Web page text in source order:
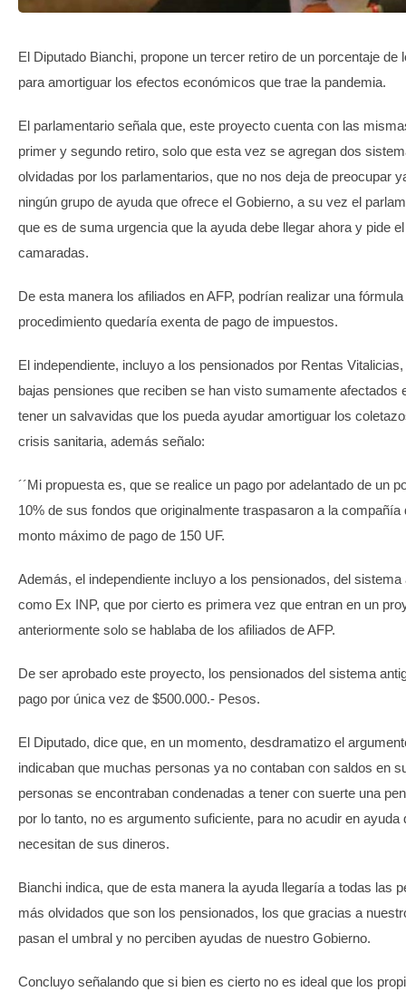
El Diputado Bianchi, propone un tercer retiro de un porcentaje de
para amortiguar los efectos económicos que trae la pandemia.
El parlamentario señala que, este proyecto cuenta con las
primer y segundo retiro, solo que esta vez se agregan dos
olvidadas por los parlamentarios, que no nos deja de preocupar
ningún grupo de ayuda que ofrece el Gobierno, a su vez el
que es de suma urgencia que la ayuda debe llegar ahora y pide
camaradas.
De esta manera los afiliados en AFP, podrían realizar una
procedimiento quedaría exenta de pago de impuestos.
El independiente, incluyo a los pensionados por Rentas
bajas pensiones que reciben se han visto sumamente afectados
tener un salvavidas que los pueda ayudar amortiguar los
crisis sanitaria, además señalo:
´´Mi propuesta es, que se realice un pago por adelantado de un
10% de sus fondos que originalmente traspasaron a la compañía
monto máximo de pago de 150 UF.
Además, el independiente incluyo a los pensionados, del
como Ex INP, que por cierto es primera vez que entran en un
anteriormente solo se hablaba de los afiliados de AFP.
De ser aprobado este proyecto, los pensionados del sistema
pago por única vez de $500.000.- Pesos.
El Diputado, dice que, en un momento, desdramatizo el
indicaban que muchas personas ya no contaban con saldos en
personas se encontraban condenadas a tener con suerte una
por lo tanto, no es argumento suficiente, para no acudir en
necesitan de sus dineros.
Bianchi indica, que de esta manera la ayuda llegaría a todas las
más olvidados que son los pensionados, los que gracias a
pasan el umbral y no perciben ayudas de nuestro Gobierno.
Concluyo señalando que si bien es cierto no es ideal que los